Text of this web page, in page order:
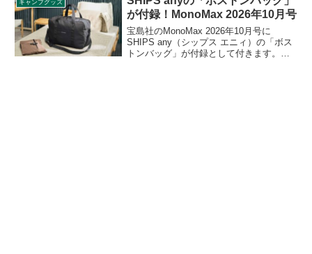
す。
キャンプグッズ
が付録！MonoMax 2026年10月号
宝島社のMonoMax 2026年10月号に
SHIPS any（シップス エニィ）の「ボス
トンバッグ」が付録として付きます。ミ